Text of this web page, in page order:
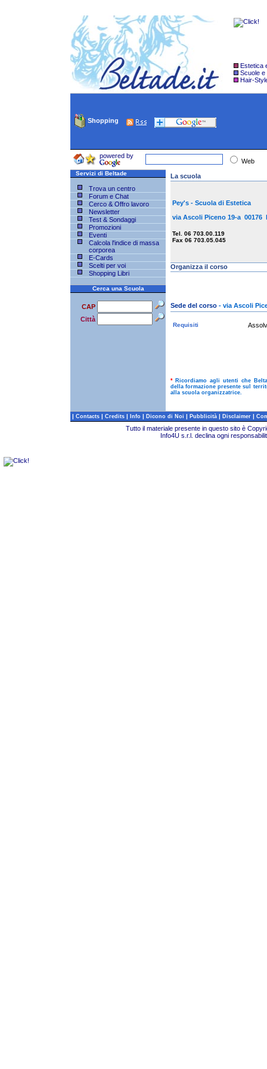
Estetica
Scuole e
Hair-
Shopping
powered by
Web
Servizi di Beltade
Trova un centro
Forum e Chat
Cerco & Offro lavoro
Newsletter
Test & Sondaggi
Promozioni
Eventi
Calcola l'indice di massa
corporea
E-Cards
Scelti per voi
Shopping Libri
Cerca una Scuola
CAP
Città
La scuola
Pey's - Scuola di Estetica
via Ascoli Piceno 19-a 00176
Tel. 06 703.00.119
Fax 06 703.05.045
Organizza il corso
Sede del corso- via Ascoli
Requisiti
* Ricordiamo agli utenti che
della formazione presente sul
alla scuola organizzatrice.
| Contacts | Credits | Info | Dicono di Noi | Pubblicità | Disclaimer |
Tutto il materiale presente in questo sito è
Info4U s.r.l. declina ogni